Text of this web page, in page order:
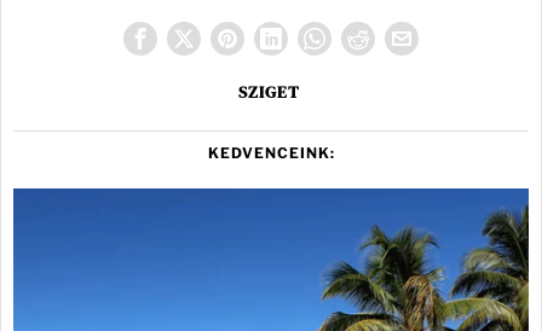
SZIGET
KEDVENCEINK: